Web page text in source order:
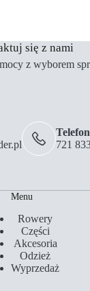
się z nami
z wyborem
721
Menu
Rowery
Części
Akcesoria
Odzież
Wyprzedaż